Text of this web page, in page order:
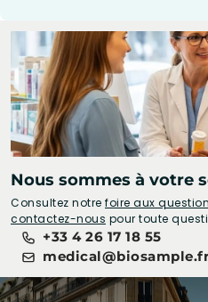
Nous sommes à votre
Consultez notre foire aux
contactez-nous pour toute
+33 4 26 17 18 55
medical@biosample.fr